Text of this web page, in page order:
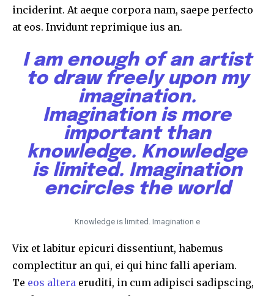
inciderint. At aeque corpora nam, saepe perfecto
at eos. Invidunt reprimique ius an.
I am enough of an artist
to draw freely upon my
imagination.
Imagination is more
important than
knowledge. Knowledge
is limited. Imagination
encircles the world
Knowledge is limited. Imagination e
Vix et labitur epicuri dissentiunt, habemus
complectitur an qui, ei qui hinc falli aperiam.
Te eos altera eruditi, in cum adipisci sadipscing,